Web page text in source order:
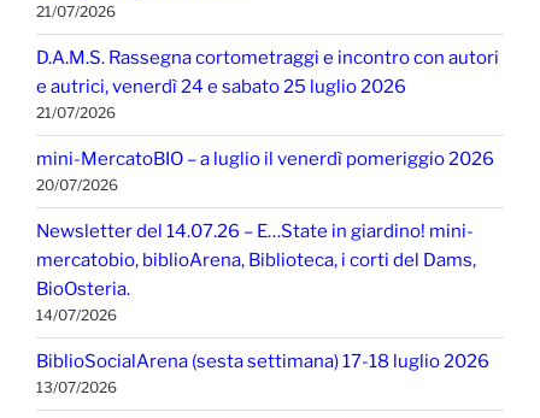
21/07/2026
D.A.M.S. Rassegna cortometraggi e incontro con autori
e autrici, venerdì 24 e sabato 25 luglio 2026
21/07/2026
mini-MercatoBIO – a luglio il venerdì pomeriggio 2026
20/07/2026
Newsletter del 14.07.26 – E…State in giardino! mini-
mercatobio, biblioArena, Biblioteca, i corti del Dams,
BioOsteria.
14/07/2026
BiblioSocialArena (sesta settimana) 17-18 luglio 2026
13/07/2026